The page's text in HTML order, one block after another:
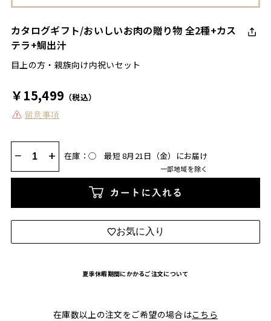
カタログギフト/おいしいお肉の贈り物 全2種+カス
テラ+鯛出汁
目上の方・親族向け内祝いセット
￥15,499 （税込）
留意事項
− + 在庫：◯ 最短 8月21日（金）にお届け
一部地域を除く
カートに入れる
お気に入り
夏季休暇期間にかかるご注文について
在庫数以上の注文をご希望の場合はこちら